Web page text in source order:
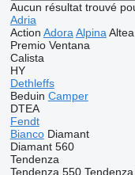
Aucun résultat trouvé
Adria
Action Adora Alpina Altea
Premio Ventana
Calista
HY
Dethleffs
Beduin Camper
DTEA
Fendt
Bianco Diamant
Diamant 560
Tendenza
Tendenza 550